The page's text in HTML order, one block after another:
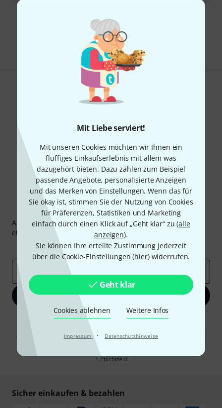
Mit Liebe serviert!
Mit unseren Cookies möchten wir Ihnen ein
fluffiges Einkaufserlebnis mit allem was
dazugehört bieten. Dazu zählen zum Beispiel
passende Angebote, personalisierte Anzeigen
und das Merken von Einstellungen. Wenn das für
Sie okay ist, stimmen Sie der Nutzung von Cookies
für Präferenzen, Statistiken und Marketing
einfach durch einen Klick auf „Geht klar“ zu (alle
anzeigen).
Sie können Ihre erteilte Zustimmung jederzeit
über die Cookie-Einstellungen (hier) widerrufen.
Geht klar
Cookies ablehnen Weitere Infos
Impressum · Datenschutzhinweise
Kostenloser Versand ab 29 €
Alle Preise inkl. MwSt.
Gefällt Ihnen, was Sie sehen?
Thomann Newsletter
Abonniere den Thomann Newsletter und gewinne mit
etwas Glück einen von
50 Gutscheinen
Inspirierende Beiträge
Deals Thomann Insights
E-Mail-Adresse*
Jetzt anmelden
Mit Klick auf „Jetzt anmelden“ stimmen Sie dem Erhalt von E-Mail-
Werbung und einer Messung des E-Mail-Nutzungsverhaltens zu. Die
Abmeldung ist jederzeit möglich. Weitere Informationen finden Sie in
Datenschutzhinweisen
* Pflichtfeld
Sicher einkaufen & bezahlen